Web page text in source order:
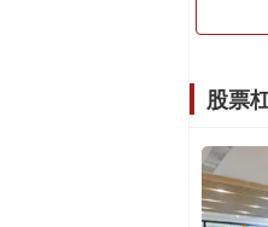
股票